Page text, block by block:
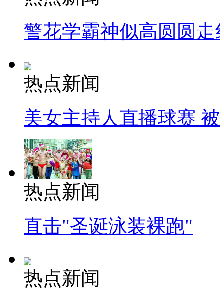
警花学霸神似高圆圆走
热点新闻
美女主持人直播球赛
热点新闻
直击"圣诞泳装裸跑"
热点新闻